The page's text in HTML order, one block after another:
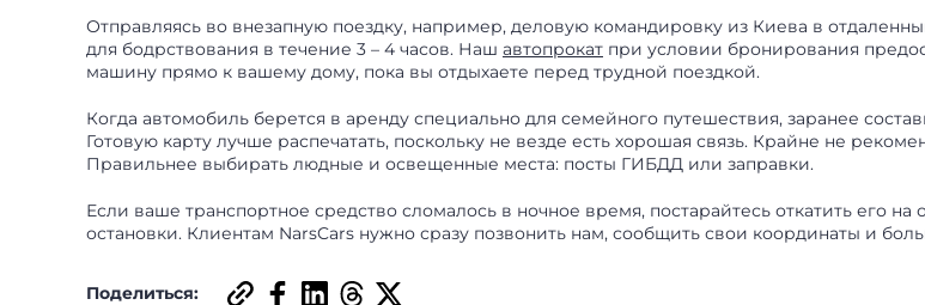
Отправляясь во внезапную поездку, например, деловую командировку из Киева в
для бодрствования в течение 3 – 4 часов. Наш автопрокат при условии бронирования
машину прямо к вашему дому, пока вы отдыхаете перед трудной поездкой.
Когда автомобиль берется в аренду специально для семейного путешествия, заранее
Готовую карту лучше распечатать, поскольку не везде есть хорошая связь. Крайне не
Правильнее выбирать людные и освещенные места: посты ГИБДД или заправки.
Если ваше транспортное средство сломалось в ночное время, постарайтесь откатить его
остановки. Клиентам NarsCars нужно сразу позвонить нам, сообщить свои координаты и
Поделиться: